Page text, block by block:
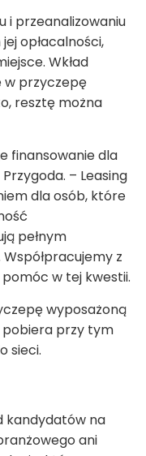
i przeanalizowaniu
opłacalności,
Wkład
w przyczepę
resztę można
finansowanie dla
– Leasing
dla osób, które
pełnym
z
w tej kwestii.
wyposażoną
pobiera przy tym
sieci.
kandydatów na
ani